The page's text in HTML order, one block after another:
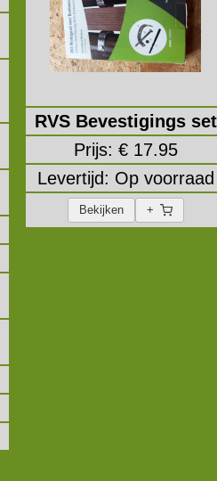
RVS Bevestigings set
Prijs: € 17.95
Levertijd: Op voorraad
Bekijken +